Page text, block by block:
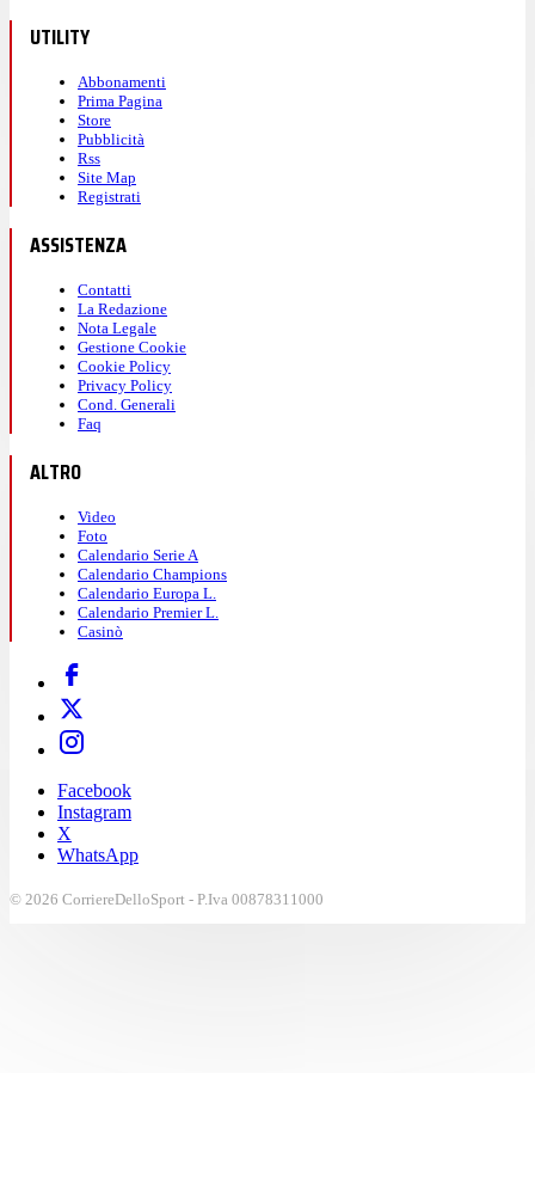
UTILITY
Abbonamenti
Prima Pagina
Store
Pubblicità
Rss
Site Map
Registrati
ASSISTENZA
Contatti
La Redazione
Nota Legale
Gestione Cookie
Cookie Policy
Privacy Policy
Cond. Generali
Faq
ALTRO
Video
Foto
Calendario Serie A
Calendario Champions
Calendario Europa L.
Calendario Premier L.
Casinò
Facebook
Instagram
X
WhatsApp
© 2026 CorriereDelloSport - P.Iva 00878311000